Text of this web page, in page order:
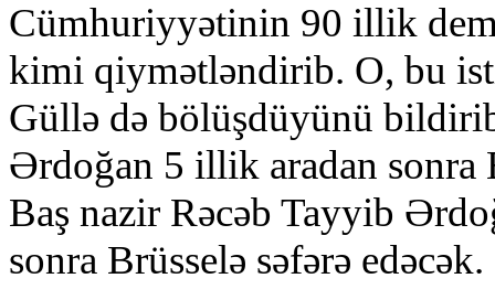
Cümhuriyyətinin 90 illik
kimi qiymətləndirib. O, bu
Güllə də bölüşdüyünü
Ərdoğan 5 illik aradan sonra
Baş nazir Rəcəb Tayyib
sonra Brüsselə səfərə